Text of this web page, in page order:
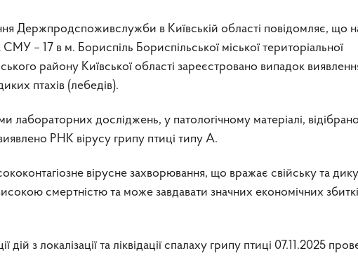
СМУ – 17 в м. Бориспіль Бориспільської міської територіальної
району Київської області зареєстровано випадок
птахів (лебедів).
лабораторних досліджень, у патологічному матеріалі,
РНК вірусу грипу птиці типу А.
вірусне захворювання, що вражає свійську та
смертністю та може завдавати значних економічних
з локалізації та ліквідації спалаху грипу птиці 07.11.2025